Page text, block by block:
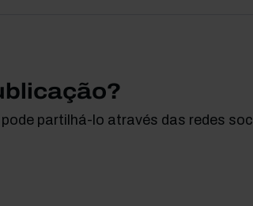
partilhá-lo através das redes